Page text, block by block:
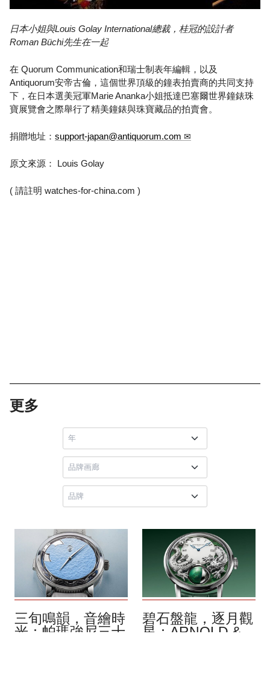
日本小姐與Louis Golay International總裁，桂冠的設計者
Roman Büchi先生在一起
在 Quorum Communication和瑞士制表年編輯，以及
Antiquorum安帝古倫，這個世界頂級的鐘表拍賣商的共同支持
下，在日本選美冠軍Marie Ananka小姐抵達巴塞爾世界鐘錶珠
寶展覽會之際舉行了精美鐘錶與珠寶藏品的拍賣會。
捐贈地址： support-japan@antiquorum.com
原文來源： Louis Golay
( 請註明 watches-for-china.com )
更多
三旬鳴韻，音繪時
光：帕瑪強尼三十
碧石盤龍，逐月觀
星：ARNOLD &